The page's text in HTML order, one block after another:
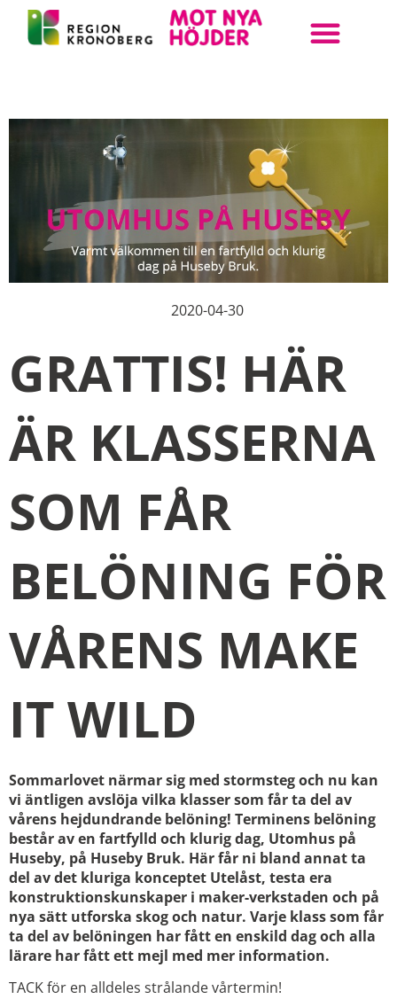
2020-04-30
GRATTIS! HÄR
ÄR KLASSERNA
SOM FÅR
BELÖNING FÖR
VÅRENS MAKE
IT WILD
Sommarlovet närmar sig med stormsteg och nu kan
vi äntligen avslöja vilka klasser som får ta del av
vårens hejdundrande belöning! Terminens belöning
består av en fartfylld och klurig dag, Utomhus på
Huseby, på Huseby Bruk. Här får ni bland annat ta
del av det kluriga konceptet Utelåst, testa era
konstruktionskunskaper i maker-verkstaden och på
nya sätt utforska skog och natur. Varje klass som får
ta del av belöningen har fått en enskild dag och alla
lärare har fått ett mejl med mer information.
TACK för en alldeles strålande vårtermin!